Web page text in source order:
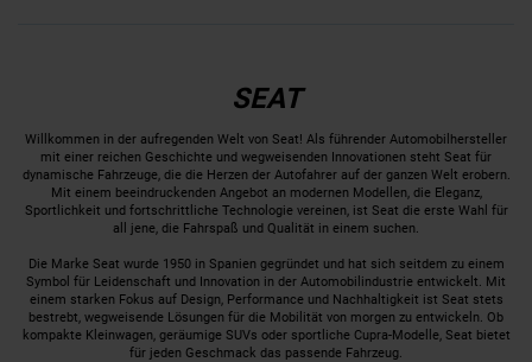
SEAT
Willkommen in der aufregenden Welt von Seat! Als führender Automobilhersteller
mit einer reichen Geschichte und wegweisenden Innovationen steht Seat für
dynamische Fahrzeuge, die die Herzen der Autofahrer auf der ganzen Welt erobern.
Mit einem beeindruckenden Angebot an modernen Modellen, die Eleganz,
Sportlichkeit und fortschrittliche Technologie vereinen, ist Seat die erste Wahl für
all jene, die Fahrspaß und Qualität in einem suchen.
Die Marke Seat wurde 1950 in Spanien gegründet und hat sich seitdem zu einem
Symbol für Leidenschaft und Innovation in der Automobilindustrie entwickelt. Mit
einem starken Fokus auf Design, Performance und Nachhaltigkeit ist Seat stets
bestrebt, wegweisende Lösungen für die Mobilität von morgen zu entwickeln. Ob
kompakte Kleinwagen, geräumige SUVs oder sportliche Cupra-Modelle, Seat bietet
für jeden Geschmack das passende Fahrzeug.